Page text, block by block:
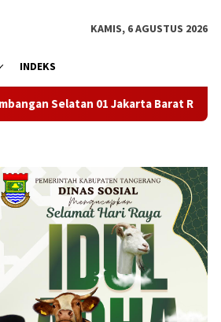
KAMIS, 6 AGUSTUS 2026
INDEKS
Barat Resmi Miliki Koperasi